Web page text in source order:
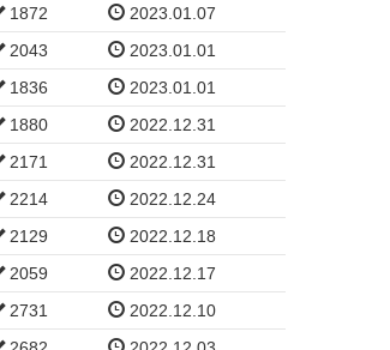
1872
2023.01.07
2043
2023.01.01
1836
2023.01.01
1880
2022.12.31
2171
2022.12.31
2214
2022.12.24
2129
2022.12.18
2059
2022.12.17
2731
2022.12.10